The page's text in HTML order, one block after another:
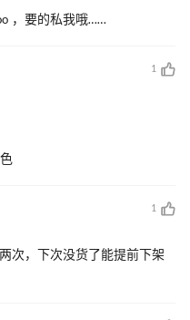
，要的私我哦……
1
1
次，下次没货了能提前下架